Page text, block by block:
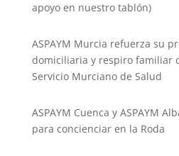
apoyo en nuestro tablón)
ASPAYM Murcia refuerza su
domiciliaria y respiro familiar
Servicio Murciano de Salud
ASPAYM Cuenca y ASPAYM
para concienciar en la Roda